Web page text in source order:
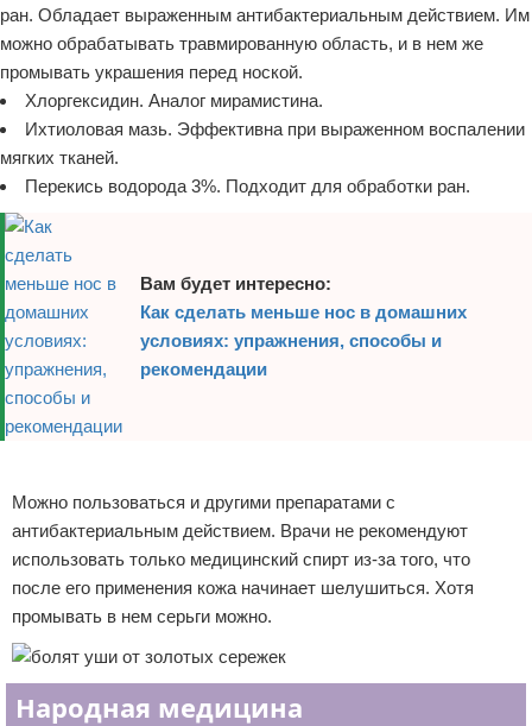
ран. Обладает выраженным антибактериальным действием. Им
можно обрабатывать травмированную область, и в нем же
промывать украшения перед ноской.
Хлоргексидин. Аналог мирамистина.
Ихтиоловая мазь. Эффективна при выраженном воспалении
мягких тканей.
Перекись водорода 3%. Подходит для обработки ран.
Вам будет интересно:
Как сделать меньше нос в домашних
условиях: упражнения, способы и
рекомендации
Можно пользоваться и другими препаратами с
антибактериальным действием. Врачи не рекомендуют
использовать только медицинский спирт из-за того, что
после его применения кожа начинает шелушиться. Хотя
промывать в нем серьги можно.
Народная медицина